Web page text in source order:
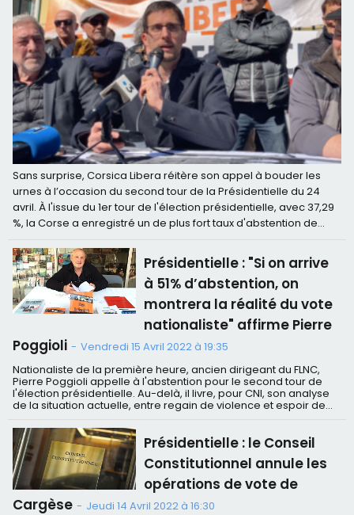
Sans surprise, Corsica Libera réitère son appel à bouder les
urnes à l’occasion du second tour de la Présidentielle du 24
avril. À l'issue du 1er tour de l'élection présidentielle, avec 37,29
%, la Corse a enregistré un de plus fort taux d'abstention de...
Présidentielle : "Si on arrive
à 51% d’abstention, on
montrera la réalité du vote
nationaliste" affirme Pierre
Poggioli - Vendredi 15 Avril 2022 à 19:35
Nationaliste de la première heure, ancien dirigeant du FLNC,
Pierre Poggioli appelle à l'abstention pour le second tour de
l'élection présidentielle. Au-delà, il livre, pour CNI, son analyse
de la situation actuelle, entre regain de violence et espoir de...
Présidentielle : le Conseil
Constitutionnel annule les
opérations de vote de
Cargèse - Jeudi 14 Avril 2022 à 16:30